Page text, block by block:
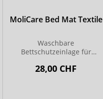
MoliCare Bed Mat Textile
Waschbare
Bettschutzeinlage für
28,00 CHF